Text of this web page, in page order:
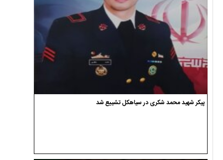
پیکر شهید محمد شکری در سیاهکل تشییع شد